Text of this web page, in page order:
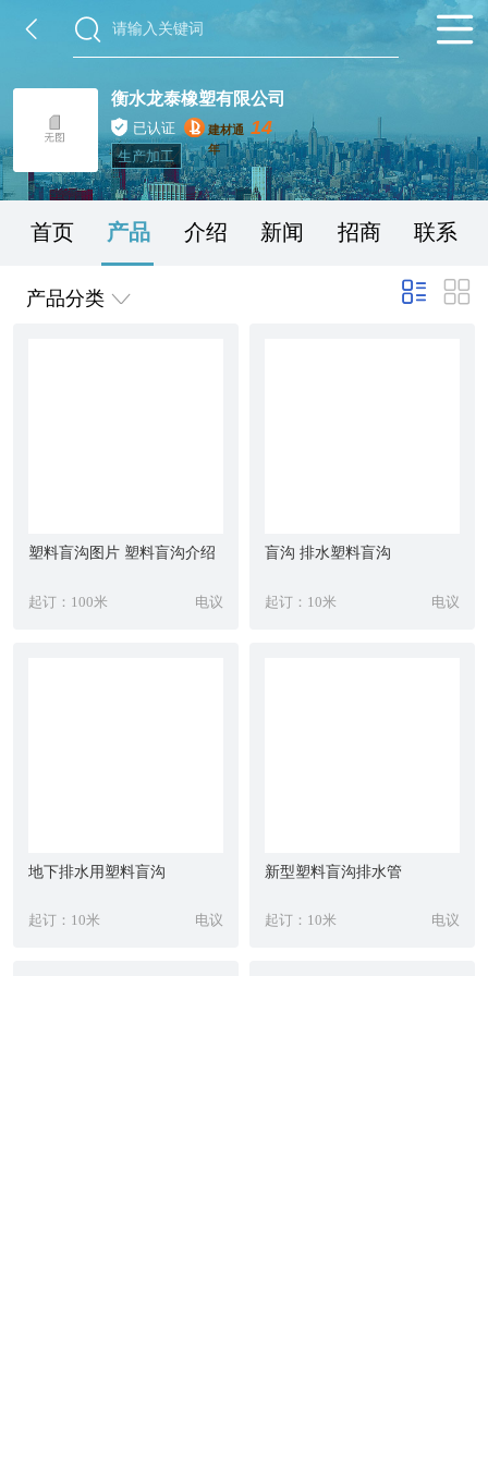
衡水龙泰橡塑有限公司
已认证 建材通 14
年
生产加工
首页 产品 介绍 新闻 招商 联系
产品分类
塑料盲沟图片 塑料盲沟介绍
起订：100米 电议
盲沟 排水塑料盲沟
起订：10米 电议
地下排水用塑料盲沟
起订：10米 电议
新型塑料盲沟排水管
起订：10米 电议